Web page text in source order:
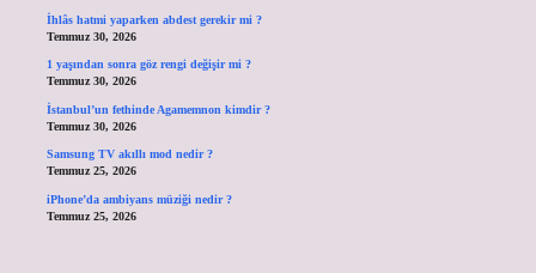
İhlâs hatmi yaparken abdest gerekir mi ?
Temmuz 30, 2026
1 yaşından sonra göz rengi değişir mi ?
Temmuz 30, 2026
İstanbul’un fethinde Agamemnon kimdir ?
Temmuz 30, 2026
Samsung TV akıllı mod nedir ?
Temmuz 25, 2026
iPhone’da ambiyans müziği nedir ?
Temmuz 25, 2026